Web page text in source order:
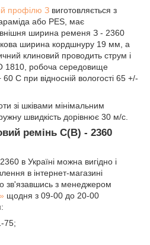
профілю З виготовляється з
або PES, має
ширина ременя З - 2360
ширина кордшнуру 19 мм, а
клиновий проводить струм і
1810, робоча середовище
С при відносній вологості 65 +/-
зі шківами мінімальним
швидкість дорівнює 30 м/с.
ремінь С(В) - 2360
в Україні можна вигідно і
в інтернет-магазині
зв'язавшись з менеджером
щодня з 09-00 до 20-00
75;